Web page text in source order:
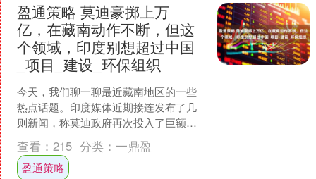
盈通策略 莫迪豪掷上万
亿，在藏南动作不断，但这
个领域，印度别想超过中国
_项目_建设_环保组织
今天，我们聊一聊最近藏南地区的一些
热点话题。印度媒体近期接连发布了几
则新闻，称莫迪政府再次投入了巨额资
金，且投入的规模让人惊叹。接下来，
我们将逐一梳理这些消息，....
查看： 215 分类： 一鼎盈
盈通策略